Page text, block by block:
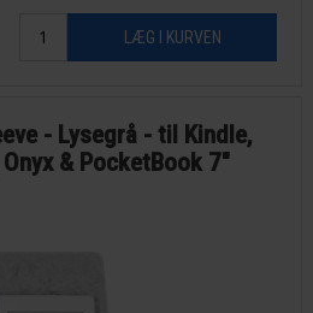
- Lysegrå - til Kindle,
& PocketBook 7"